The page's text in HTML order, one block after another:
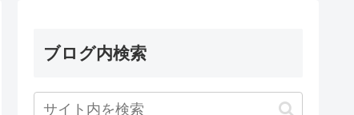
ブログ内検索